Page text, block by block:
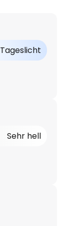
Tageslicht
Sehr hell